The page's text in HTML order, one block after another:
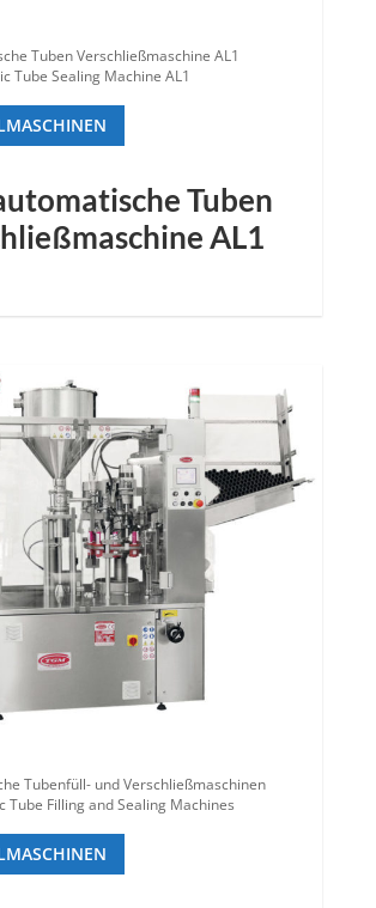
Tuben Verschließmaschine AL1
Tube Sealing Machine AL1
Tuben
AL1
Tubenfüll- und Verschließmaschinen
Tube Filling and Sealing Machines